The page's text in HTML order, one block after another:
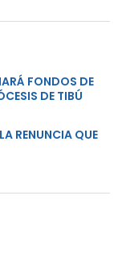
FONDOS DE
DE TIBÚ
RENUNCIA QUE